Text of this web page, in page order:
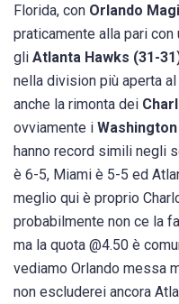
Florida, con Orlando
praticamente alla pari con
gli Atlanta Hawks (31-
nella division più aperta
anche la rimonta dei
ovviamente i
hanno record simili negli
è 6-5, Miami è 5-5 ed
meglio qui è proprio
probabilmente non ce la
ma la quota @4.50 è
vediamo Orlando messa
non escluderei ancora